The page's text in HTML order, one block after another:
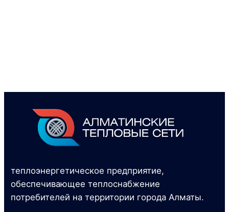
теплоэнергетическое предприятие,
обеспечивающее теплоснабжение
потребителей на территории города Алматы.